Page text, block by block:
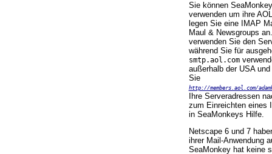
Sie können
verwenden um ihre
legen Sie eine IMAP
Maul & Newsgroups
verwenden Sie den
während Sie für
smtp.aol.com
außerhalb der USA
Sie
http://members.aol.com/
Ihre Serveradressen
zum Einreichten eines
in SeaMonkeys Hilfe.
Netscape 6 und 7
ihrer Mail-Anwendung
SeaMonkey hat keine